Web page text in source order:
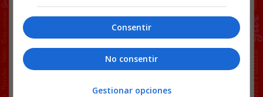
Consentir
No consentir
Gestionar opciones